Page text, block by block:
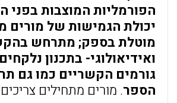
הפורמליות המוצבות בפני
יכולת הגמישות של מורים
מוטלת בספק; מתרחש
ואידיאולוגי- בתכנון
גורמים הקשריים כמו גם
הספר. מורים מתחילים